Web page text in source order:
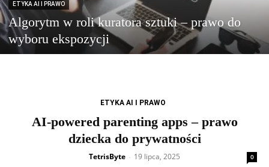
ETYKA AI I PRAWO
Algorytm w roli kuratora sztuki – prawo do
wyboru ekspozycji
ETYKA AI I PRAWO
AI-powered parenting apps – prawo
dziecka do prywatności
TetrisByte - 19 lipca, 2025 0